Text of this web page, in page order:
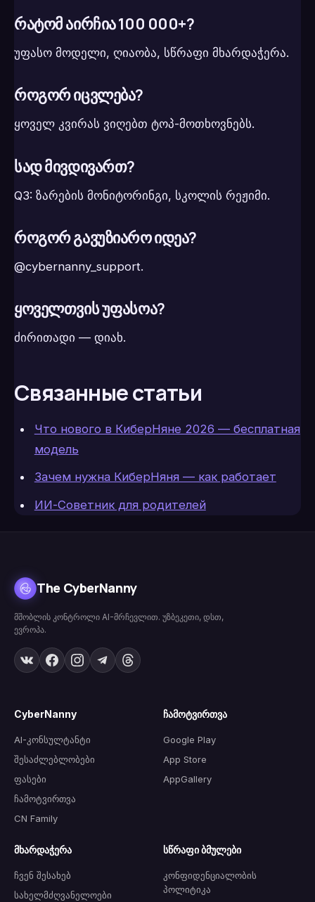
რატომ აირჩია 100 000+?
უფასო მოდელი, ღიაობა, სწრაფი მხარდაჭერა.
როგორ იცვლება?
ყოველ კვირას ვიღებთ ტოპ-მოთხოვნებს.
სად მივდივართ?
Q3: ზარების მონიტორინგი, სკოლის რეჟიმი.
როგორ გავუზიარო იდეა?
@cybernanny_support.
ყოველთვის უფასოა?
ძირითადი — დიახ.
Связанные статьи
Что нового в КиберНяне 2026 — бесплатная
модель
Зачем нужна КиберНяня — как работает
ИИ-Советник для родителей
The CyberNanny
მშობლის კონტროლი AI-მრჩევლით. უზბეკეთი, დსთ,
ევროპა.
CyberNanny
AI-კონსულტანტი
შესაძლებლობები
ფასები
ჩამოტვირთვა
CN Family
ჩამოტვირთვა
Google Play
App Store
AppGallery
მხარდაჭერა
ჩვენ შესახებ
სახელმძღვანელოები
სწრაფი ბმულები
კონფიდენციალობის
პოლიტიკა